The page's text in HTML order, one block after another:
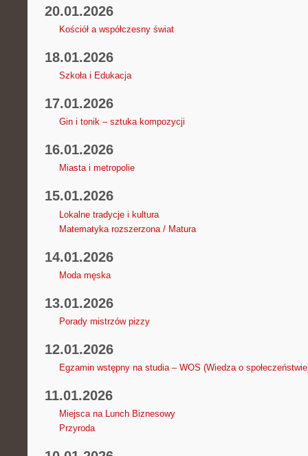
20.01.2026
Kościół a współczesny świat
18.01.2026
Szkoła i Edukacja
17.01.2026
Gin i tonik – sztuka kompozycji
16.01.2026
Miasta i metropolie
15.01.2026
Lokalne tradycje i kultura
Matematyka rozszerzona / Matura
14.01.2026
Moda męska
13.01.2026
Porady mistrzów pizzy
12.01.2026
Egzamin wstępny na studia – WOS (Wiedza o
11.01.2026
Miejsca na Lunch Biznesowy
Przyroda